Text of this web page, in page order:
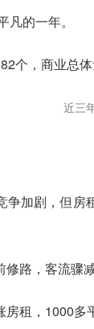
的一年。
个，商业总
近三
争加剧，但房
路，客流骤
租，1000多